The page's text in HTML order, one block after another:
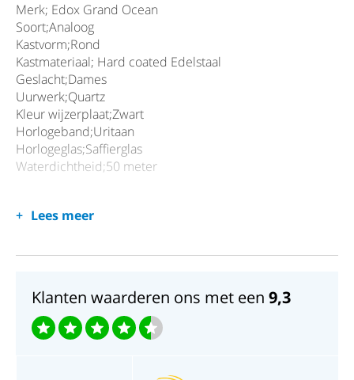
Merk; Edox Grand Ocean
Soort;Analoog
Kastvorm;Rond
Kastmateriaal; Hard coated Edelstaal
Geslacht;Dames
Uurwerk;Quartz
Kleur wijzerplaat;Zwart
Horlogeband;Uritaan
Horlogeglas;Saffierglas
Waterdichtheid;50 meter
Lees meer
Klanten waarderen ons met een 9,3